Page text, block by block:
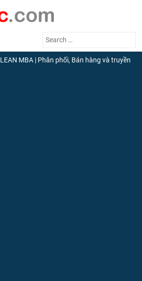
Search
LEAN MBA | Phân phối, Bán hàng và truyền